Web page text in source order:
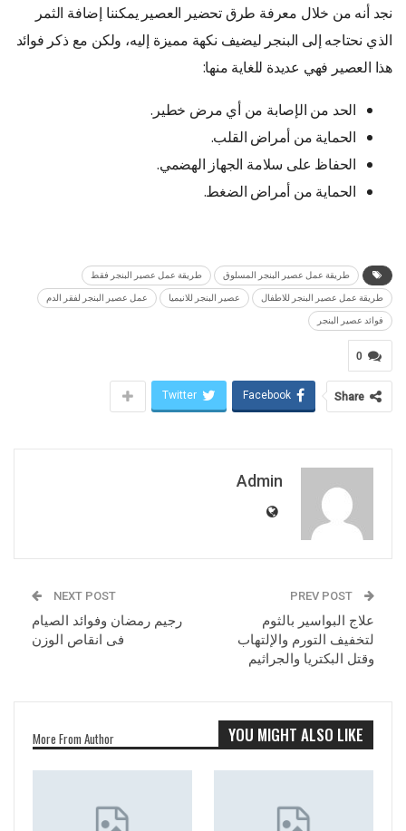
نجد أنه من خلال معرفة طرق تحضير العصير يمكننا إضافة الثمر
الذي نحتاجه إلى البنجر ليضيف نكهة مميزة إليه، ولكن مع ذكر فوائد
هذا العصير فهي عديدة للغاية منها:
الحد من الإصابة من أي مرض خطير.
الحماية من أمراض القلب.
الحفاظ على سلامة الجهاز الهضمي.
الحماية من أمراض الضغط.
طريقة عمل عصير البنجر المسلوق طريقة عمل عصير البنجر فقط
طريقة عمل عصير البنجر للاطفال عصير البنجر للانيميا عمل عصير البنجر لفقر الدم
فوائد عصير البنجر
0
Share
Facebook
Twitter
Admin
علاج البواسير بالثوم
لتخفيف التورم والإلتهاب
وقتل البكتريا والجراثيم
NEXT POST
رجيم رمضان وفوائد الصيام
فى انقاص الوزن
YOU MIGHT ALSO LIKE
More From Author